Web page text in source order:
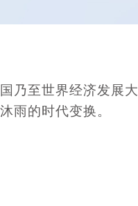
乃至世界经济发展大
雨的时代变换。